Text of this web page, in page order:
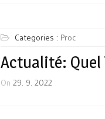
Categories : Proc
Actualité: Quel
On 29. 9. 2022